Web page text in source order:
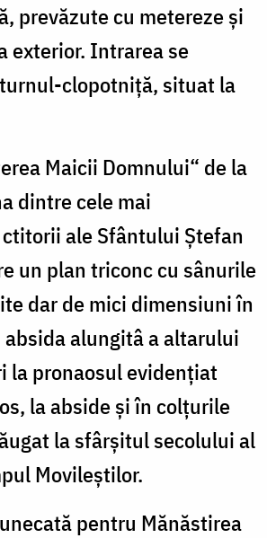
prevăzute cu metereze și
exterior. Intrarea se
clopotniță, situat la
Maicii Domnului“ de la
dintre cele mai
ale Sfântului Ștefan
un plan triconc cu sânurile
dar de mici dimensiuni în
alungitâ a altarului
la pronaosul evidențiat
la abside și în colțurile
la sfârșitul secolului al
Movileștilor.
pentru Mănăstirea